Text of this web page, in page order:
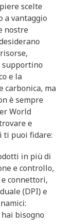
scelte
a vantaggio
nostre
e la
carbonica, ma
è sempre
World
e
ti puoi fidare:
in più di
e controllo,
connettori,
(DPI) e
bisogno